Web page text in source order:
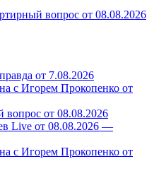
вопрос от 08.08.2026
от 7.08.2026
с Игорем Прокопенко от
вопрос от 08.08.2026
Live от 08.08.2026 —
с Игорем Прокопенко от